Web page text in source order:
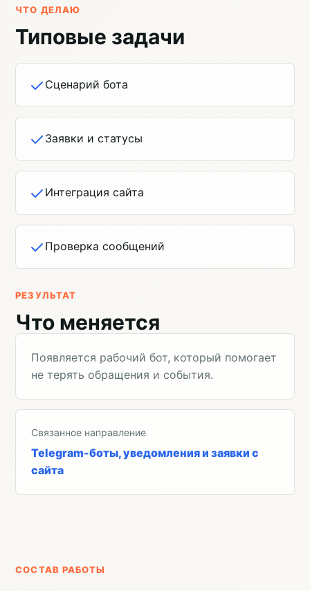
ЧТО ДЕЛАЮ
Типовые задачи
Сценарий бота
Заявки и статусы
Интеграция сайта
Проверка сообщений
РЕЗУЛЬТАТ
Что меняется
Появляется рабочий бот, который помогает
не терять обращения и события.
Связанное направление
Telegram-боты, уведомления и заявки с
сайта
СОСТАВ РАБОТЫ